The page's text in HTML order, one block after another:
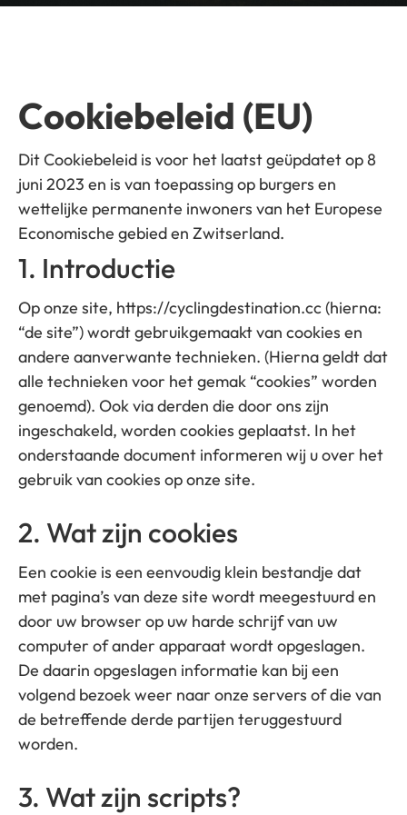
Cookiebeleid (EU)
Dit Cookiebeleid is voor het laatst geüpdatet op 8
juni 2023 en is van toepassing op burgers en
wettelijke permanente inwoners van het Europese
Economische gebied en Zwitserland.
1. Introductie
Op onze site, https://cyclingdestination.cc (hierna:
“de site”) wordt gebruikgemaakt van cookies en
andere aanverwante technieken. (Hierna geldt dat
alle technieken voor het gemak “cookies” worden
genoemd). Ook via derden die door ons zijn
ingeschakeld, worden cookies geplaatst. In het
onderstaande document informeren wij u over het
gebruik van cookies op onze site.
2. Wat zijn cookies
Een cookie is een eenvoudig klein bestandje dat
met pagina’s van deze site wordt meegestuurd en
door uw browser op uw harde schrijf van uw
computer of ander apparaat wordt opgeslagen.
De daarin opgeslagen informatie kan bij een
volgend bezoek weer naar onze servers of die van
de betreffende derde partijen teruggestuurd
worden.
3. Wat zijn scripts?